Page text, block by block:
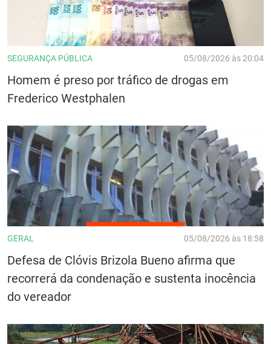
SEGURANÇA PÚBLICA 05/08/2026 às 20:04
Homem é preso por tráfico de drogas em
Frederico Westphalen
GERAL 05/08/2026 às 18:58
Defesa de Clóvis Brizola Bueno afirma que
recorrerá da condenação e sustenta inocência
do vereador